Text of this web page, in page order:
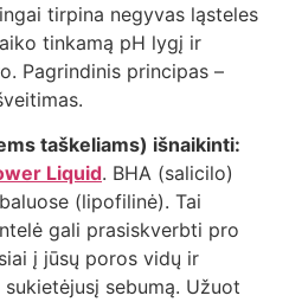
tirpina negyvas ląsteles
tinkamą pH lygį ir
Pagrindinis principas –
taškeliams) išnaikinti:
Liquid. BHA (salicilo)
(lipofilinė). Tai
gali prasiskverbti pro
į jūsų poros vidų ir
sebumą. Užuot